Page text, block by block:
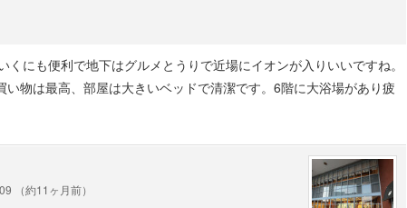
にも便利で地下はグルメとうりで近場にイオンが入りいいですね。
い物は最高、部屋は大きいベッドで清潔です。6階に大浴場があり疲
（約11ヶ月前）